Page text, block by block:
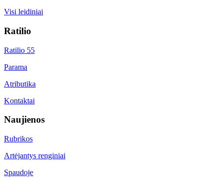
Visi leidiniai
Ratilio
Ratilio 55
Parama
Atributika
Kontaktai
Naujienos
Rubrikos
Artėjantys renginiai
Spaudoje